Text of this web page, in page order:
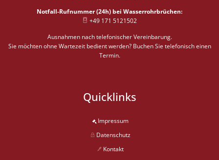
Notfall-Rufnummer (24h) bei Wasserrohrbrüchen:
+49 171 5121502
Ausnahmen nach telefonischer Vereinbarung.
Sie möchten ohne Wartezeit bedient werden? Buchen Sie telefonisch einen
Termin.
Quicklinks
Impressum
Datenschutz
Kontakt